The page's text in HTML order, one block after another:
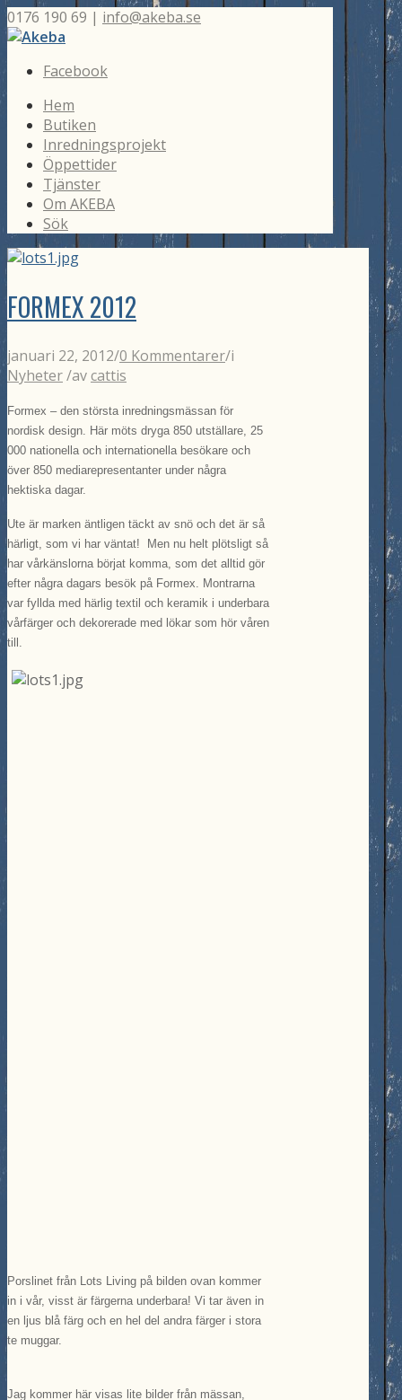
0176 190 69 | info@akeba.se
Facebook
Hem
Butiken
Inredningsprojekt
Öppettider
Tjänster
Om AKEBA
Sök
FORMEX 2012
januari 22, 2012/0 Kommentarer/i
Nyheter/avcattis
Formex – den största inredningsmässan för
nordisk design. Här möts dryga 850 utställare, 25
000 nationella och internationella besökare och
över 850 mediarepresentanter under några
hektiska dagar.
Ute är marken äntligen täckt av snö och det är så
härligt, som vi har väntat! Men nu helt plötsligt så
har vårkänslorna börjat komma, som det alltid gör
efter några dagars besök på Formex. Montrarna
var fyllda med härlig textil och keramik i underbara
vårfärger och dekorerade med lökar som hör våren
till.
Porslinet från Lots Living på bilden ovan kommer
in i vår, visst är färgerna underbara! Vi tar även in
en ljus blå färg och en hel del andra färger i stora
te muggar.
Jag kommer här visas lite bilder från mässan,